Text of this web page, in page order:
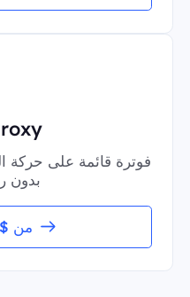
فوترة قائمة على حركة
بدون
من